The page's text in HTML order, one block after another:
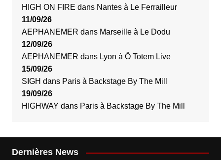
HIGH ON FIRE dans Nantes à Le Ferrailleur
11/09/26
AEPHANEMER dans Marseille à Le Dodu
12/09/26
AEPHANEMER dans Lyon à Ô Totem Live
15/09/26
SIGH dans Paris à Backstage By The Mill
19/09/26
HIGHWAY dans Paris à Backstage By The Mill
Dernières News